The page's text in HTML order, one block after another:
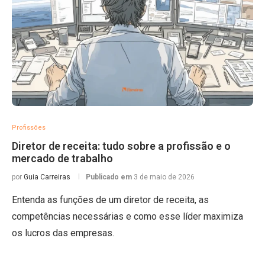
Profissões
Diretor de receita: tudo sobre a profissão e o
mercado de trabalho
por Guia Carreiras Publicado em 3 de maio de 2026
Entenda as funções de um diretor de receita, as
competências necessárias e como esse líder maximiza
os lucros das empresas.